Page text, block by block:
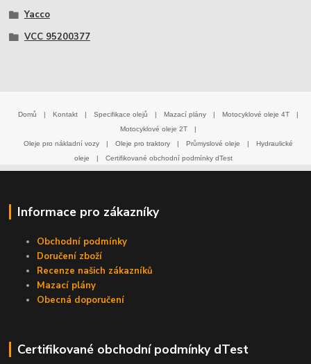
Yacco
VCC 95200377
Domů | Kontakt | Specifikace olejů | Mazací plány | Motocyklové oleje 4T
|
Motocyklové oleje 2T
|
Oleje pro nákladní vozy
| Oleje pro traktory | Průmyslové oleje |
Hydraulické
oleje
| Certifikované obchodní podmínky dTest
Informace pro zákazníky
Obchodní podmínky
Doručení zboží
Recenze našich zákazníků
Mazací plány
Obecná doporučení
Certifikované obchodní podmínky dTest